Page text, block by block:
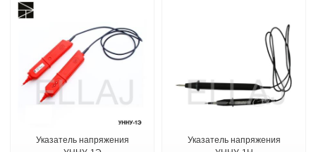
Указатель напряжения
Указатель напряжения